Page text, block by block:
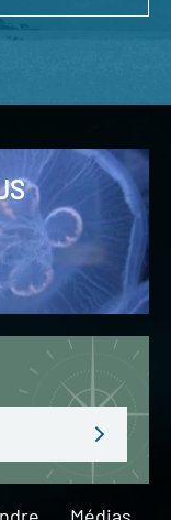
Médias